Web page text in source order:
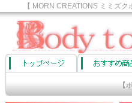
【 MORN CREATIONS ミミズ
【ボデ